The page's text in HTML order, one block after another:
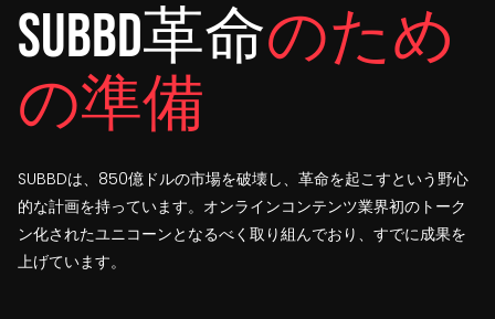
SUBBD革命のため
の準備
SUBBDは、850億ドルの市場を破壊し、革命を起こすという野心
的な計画を持っています。オンラインコンテンツ業界初のトーク
ン化されたユニコーンとなるべく取り組んでおり、すでに成果を
上げています。